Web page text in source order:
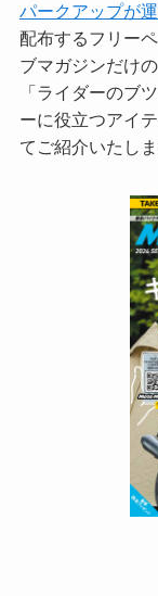
パークアップが
配布するフリー
ブマガジンだけ
「ライダーのブ
ーに役立つアイ
てご紹介いたしま